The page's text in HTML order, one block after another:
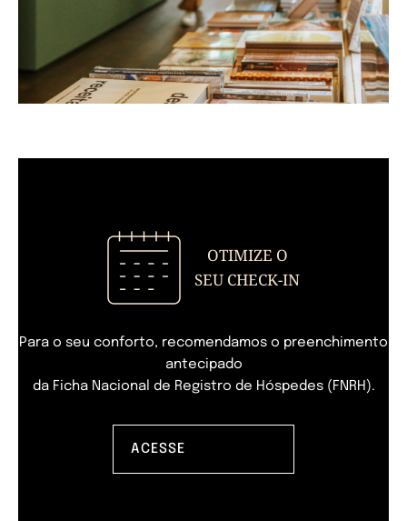
OTIMIZE O
SEU CHECK-IN
Para o seu conforto, recomendamos o preenchimento
antecipado
da Ficha Nacional de Registro de Hóspedes (FNRH).
ACESSE